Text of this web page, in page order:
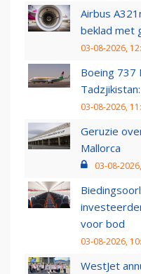
Airbus
beklad met
03-08-2026,
Boeing 737
03-08-2026,
Geruzie
Mallorca
03-08-
voor bod
03-08-2026,
WestJet